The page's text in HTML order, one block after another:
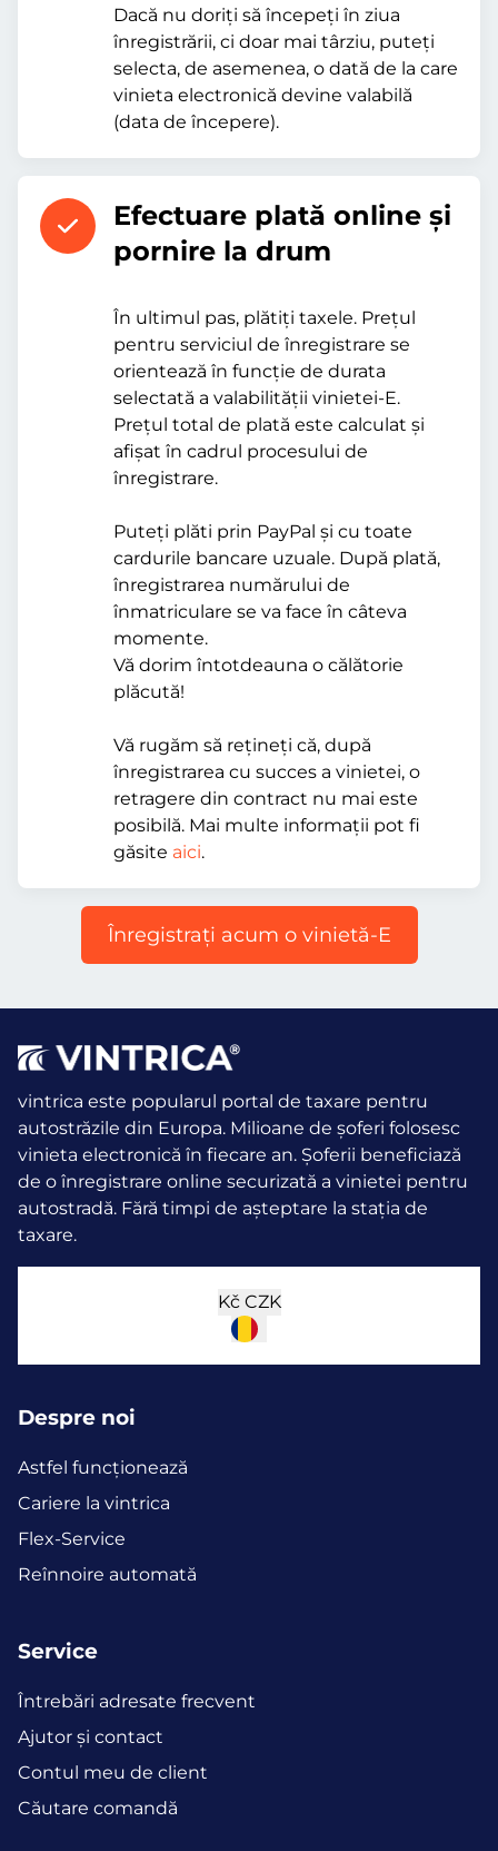
Dacă nu doriți să începeți în ziua
înregistrării, ci doar mai târziu, puteți
selecta, de asemenea, o dată de la care
vinieta electronică devine valabilă
(data de începere).
Efectuare plată online şi
pornire la drum
În ultimul pas, plătiți taxele. Prețul
pentru serviciul de înregistrare se
orientează în funcție de durata
selectată a valabilității vinietei-E.
Prețul total de plată este calculat și
afișat în cadrul procesului de
înregistrare.
Puteți plăti prin PayPal și cu toate
cardurile bancare uzuale. După plată,
înregistrarea numărului de
înmatriculare se va face în câteva
momente.
Vă dorim întotdeauna o călătorie
plăcută!
Vă rugăm să rețineți că, după
înregistrarea cu succes a vinietei, o
retragere din contract nu mai este
posibilă. Mai multe informații pot fi
găsite aici.
Înregistraţi acum o vinietă-E
vintrica este popularul portal de taxare pentru
autostrăzile din Europa. Milioane de șoferi folosesc
vinieta electronică în fiecare an. Șoferii beneficiază
de o înregistrare online securizată a vinietei pentru
autostradă. Fără timpi de așteptare la stația de
taxare.
Kč CZK
Despre noi
Astfel funcţionează
Cariere la vintrica
Flex-Service
Reînnoire automată
Service
Întrebări adresate frecvent
Ajutor și contact
Contul meu de client
Căutare comandă